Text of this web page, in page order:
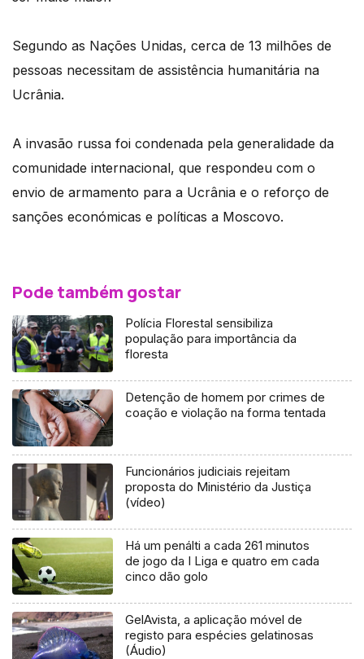
Segundo as Nações Unidas, cerca de 13 milhões de
pessoas necessitam de assistência humanitária na
Ucrânia.
A invasão russa foi condenada pela generalidade da
comunidade internacional, que respondeu com o
envio de armamento para a Ucrânia e o reforço de
sanções económicas e políticas a Moscovo.
Pode também gostar
Polícia Florestal sensibiliza
população para importância da
floresta
Detenção de homem por crimes de
coação e violação na forma tentada
Funcionários judiciais rejeitam
proposta do Ministério da Justiça
(vídeo)
Há um penálti a cada 261 minutos
de jogo da I Liga e quatro em cada
cinco dão golo
GelAvista, a aplicação móvel de
registo para espécies gelatinosas
(Áudio)